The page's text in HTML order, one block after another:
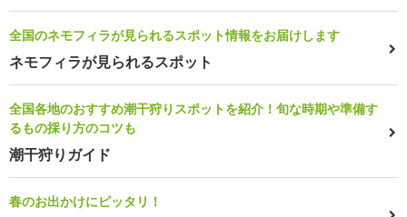
全国のネモフィラが見られるスポット情報をお届けします
ネモフィラが見られるスポット
全国各地のおすすめ潮干狩りスポットを紹介！旬な時期や準備す
るもの採り方のコツも
潮干狩りガイド
春のお出かけにピッタリ！